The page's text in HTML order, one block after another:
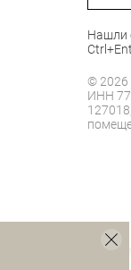
Нашли
© 2026
ИНН